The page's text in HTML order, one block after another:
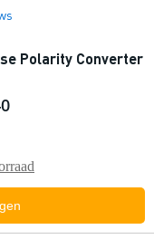
Polarity Converter